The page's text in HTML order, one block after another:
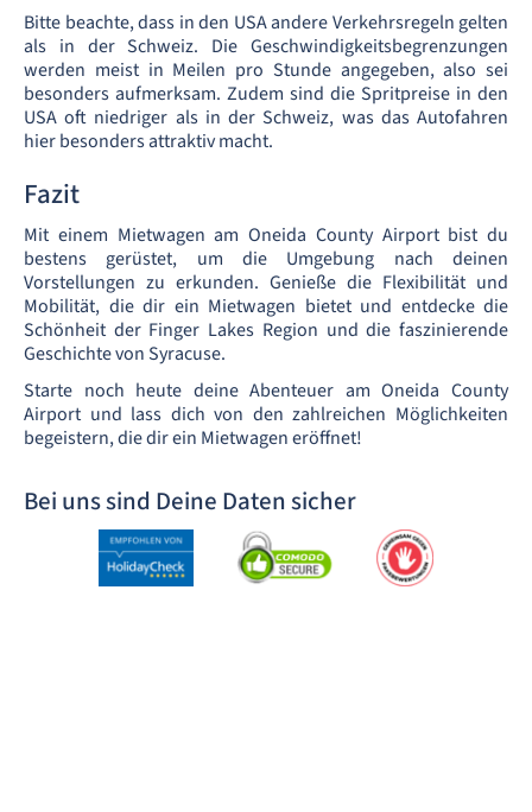
Bitte beachte, dass in den USA andere Verkehrsregeln gelten
als in der Schweiz. Die Geschwindigkeitsbegrenzungen
werden meist in Meilen pro Stunde angegeben, also sei
besonders aufmerksam. Zudem sind die Spritpreise in den
USA oft niedriger als in der Schweiz, was das Autofahren
hier besonders attraktiv macht.
Fazit
Mit einem Mietwagen am Oneida County Airport bist du
bestens gerüstet, um die Umgebung nach deinen
Vorstellungen zu erkunden. Genieße die Flexibilität und
Mobilität, die dir ein Mietwagen bietet und entdecke die
Schönheit der Finger Lakes Region und die faszinierende
Geschichte von Syracuse.
Starte noch heute deine Abenteuer am Oneida County
Airport und lass dich von den zahlreichen Möglichkeiten
begeistern, die dir ein Mietwagen eröffnet!
Bei uns sind Deine Daten sicher